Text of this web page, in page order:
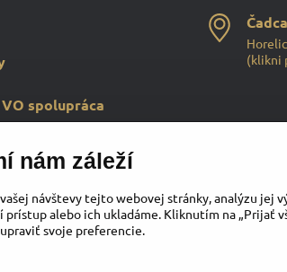
spolupráca
(klikni
nám záleží
návštevy tejto webovej stránky, analýzu jej
prístup alebo ich ukladáme. Kliknutím na
svoje preferencie.